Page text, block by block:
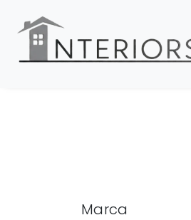
Marca